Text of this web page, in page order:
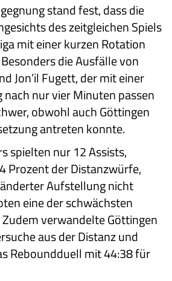
stand fest, dass die
des zeitgleichen Spiels
mit einer kurzen Rotation
die Ausfälle von
Jon’il Fugett, der mit einer
nur vier Minuten passen
obwohl auch Göttingen
antreten konnte.
spielten nur 12 Assists,
Prozent der Distanzwürfe,
Aufstellung nicht
eine der schwächsten
verwandelte Göttingen
aus der Distanz und
Reboundduell mit 44:38 für